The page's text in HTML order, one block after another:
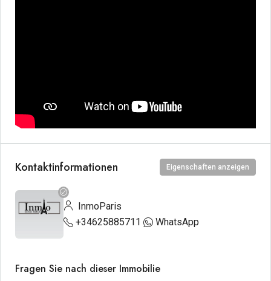
Kontaktinformationen Eigenschaften anzeigen
InmoParis
+34625885711
WhatsApp
Fragen Sie nach dieser Immobilie